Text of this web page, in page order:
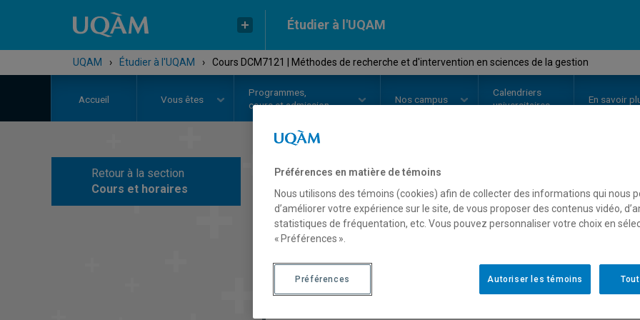
Étudier à l'UQAM
UQAM › Étudier à l'UQAM › Cours DCM7121 | Méthodes de recherche et d'intervention en sciences de la gestion
Accueil Vous êtes
Programmes,
cours et admission
Nos campus
Calendriers
universitaires
En savoir
Retour à la section
Cours et horaires
COURS// DCM7121-Méthodes
d'intervention en
Description Horaire - Été 2026
Préférences en matière de témoins
Nous utilisons des témoins (cookies) afin de collecter des informations qui nous
d’améliorer votre expérience sur le site, de vous proposer des contenus vidéo,
statistiques de fréquentation, etc. Vous pouvez personnaliser votre choix en
« Préférences ».
Autoriser les témoins
Préférences